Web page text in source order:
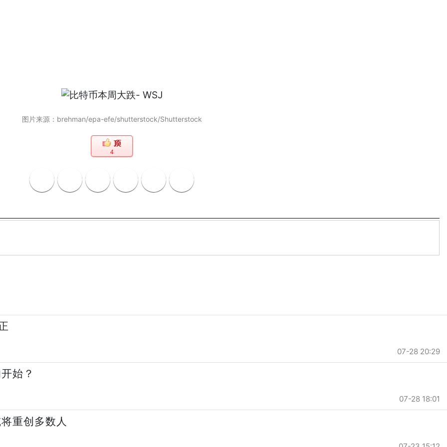
图片来源：brehman/epa-efe/shutterstock/Shutterstock
4
07-28 20:29
始？
07-28 18:01
重创多数人